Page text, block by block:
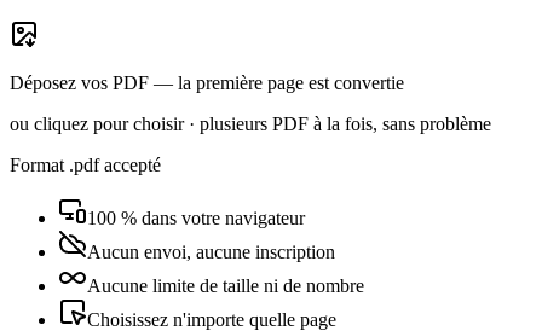
Déposez vos PDF — la première page est convertie
ou cliquez pour choisir · plusieurs PDF à la fois, sans problème
Format .pdf accepté
100 % dans votre navigateur
Aucun envoi, aucune inscription
Aucune limite de taille ni de nombre
Choisissez n'importe quelle page